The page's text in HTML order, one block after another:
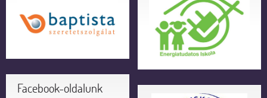
Facebook-oldalunk